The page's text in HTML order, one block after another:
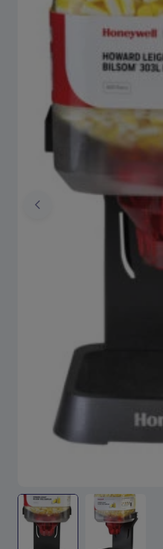
Ouvrir le média 0 en mode modal